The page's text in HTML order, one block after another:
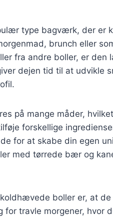
type bagværk, der er
brunch eller
fra andre boller, er den
dejen tid til at udvikle
på mange måder,
forskellige
for at skabe din egen
med tørrede bær og
boller er, at
for travle morgener, hvor